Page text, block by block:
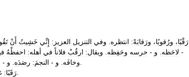
رَقْبًا، ورُقوبًا، ورَقابَةً: انتظره وفي التنزيل العزيز: إِنِّي خَشِيتُ أَنْ
- لاحَظه و - حرسه وحَفِظه ويقال: ارقُبْ فلاناً في أهله: احفظْهُ
وخافَه
و - النجمَ: رصَدَه و -
رَقَبًا: